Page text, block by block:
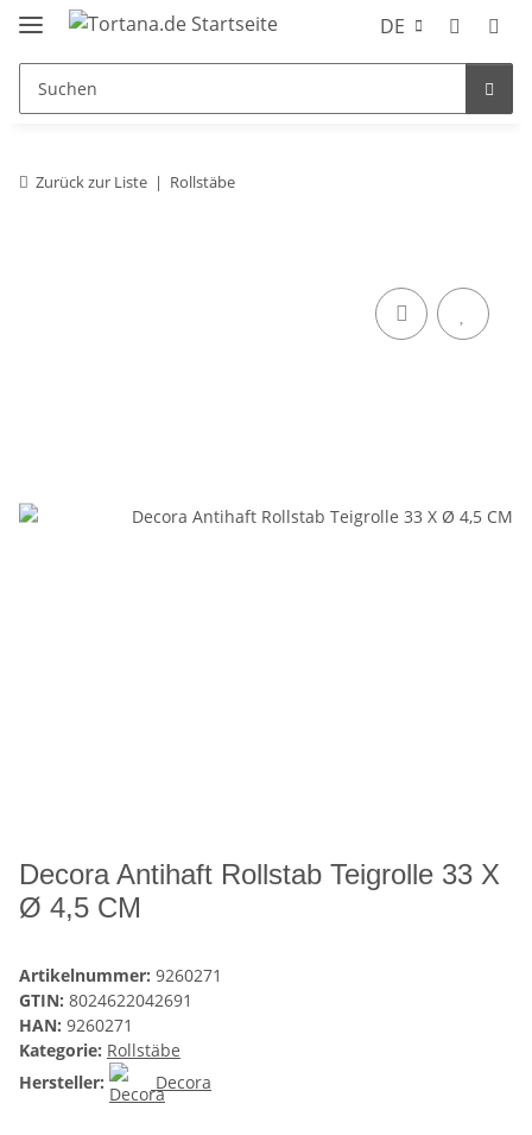
DE
Zurück zur Liste Rollstäbe
Decora Antihaft Rollstab Teigrolle 33 X
Ø 4,5 CM
Artikelnummer: 9260271
GTIN: 8024622042691
HAN: 9260271
Kategorie: Rollstäbe
Hersteller:
Decora